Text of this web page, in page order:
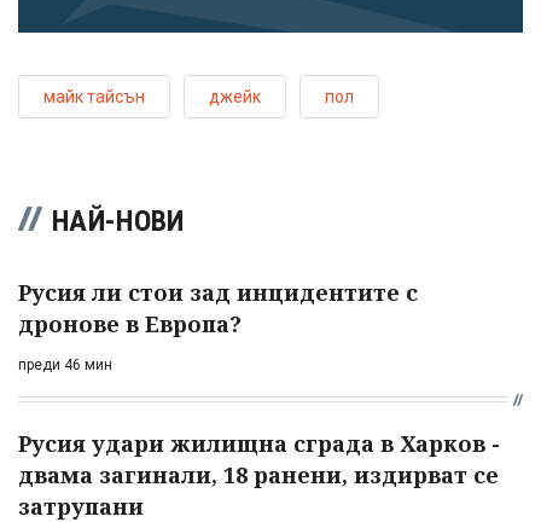
майк тайсън джейк пол
НАЙ-НОВИ
Русия ли стои зад инцидентите с
дронове в Европа?
преди 46 мин
Русия удари жилищна сграда в Харков -
двама загинали, 18 ранени, издирват се
затрупани